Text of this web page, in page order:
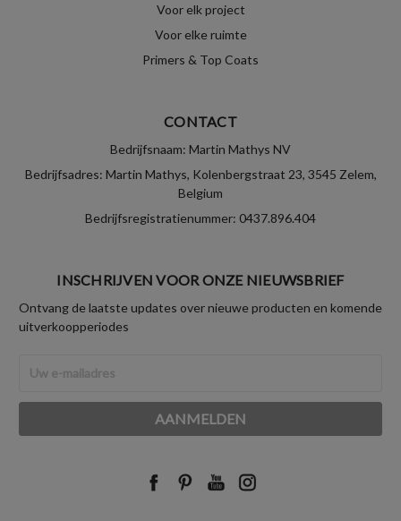
Voor elk project
Voor elke ruimte
Primers & Top Coats
CONTACT
Bedrijfsnaam: Martin Mathys NV
Bedrijfsadres: Martin Mathys, Kolenbergstraat 23, 3545 Zelem,
Belgium
Bedrijfsregistratienummer: 0437.896.404
INSCHRIJVEN VOOR ONZE NIEUWSBRIEF
Ontvang de laatste updates over nieuwe producten en komende
uitverkoopperiodes
mailadres